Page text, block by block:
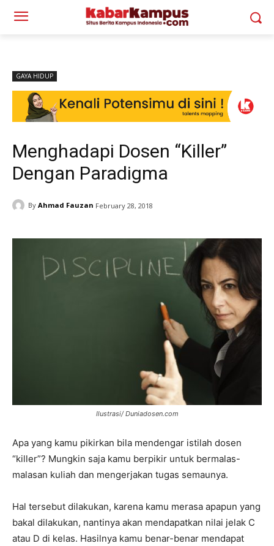
GAYA HIDUP
Menghadapi Dosen “Killer”
Dengan Paradigma
By Ahmad Fauzan February 28, 2018
Ilustrasi/ Duniadosen.com
Apa yang kamu pikirkan bila mendengar istilah dosen
“killer”? Mungkin saja kamu berpikir untuk bermalas-
malasan kuliah dan mengerjakan tugas semaunya.
Hal tersebut dilakukan, karena kamu merasa apapun yang
bakal dilakukan, nantinya akan mendapatkan nilai jelak C
atau D di kelas. Hasilnya kamu benar-benar mendapat